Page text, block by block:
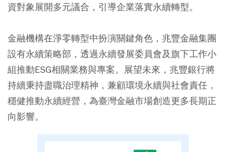
資對象展開多元議合，引導企業落實永續轉型。
金融機構在淨零轉型中扮演關鍵角色，兆豐金融集團
設有永續策略部，透過永續發展委員會及旗下工作小
組推動ESG相關業務與專案。展望未來，兆豐銀行將
持續秉持盡職治理精神，兼顧環境永續與社會責任，
穩健推動永續經營，為臺灣金融市場創造更多長期正
向影響。